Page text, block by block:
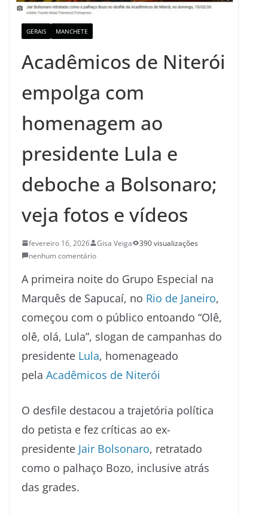
GERAIS MANCHETE
Acadêmicos de Niterói
empolga com
homenagem ao
presidente Lula e
deboche a Bolsonaro;
veja fotos e vídeos
fevereiro 16, 2026 Gisa Veiga
390 visualizações
nenhum comentário
A primeira noite do Grupo Especial na
Marquês de Sapucaí, no Rio de Janeiro,
começou com o público entoando “Olê,
olê, olá, Lula”, slogan de campanhas do
presidente Lula, homenageado
pela Acadêmicos de Niterói
O desfile destacou a trajetória política
do petista e fez críticas ao ex-
presidente Jair Bolsonaro, retratado
como o palhaço Bozo, inclusive atrás
das grades.